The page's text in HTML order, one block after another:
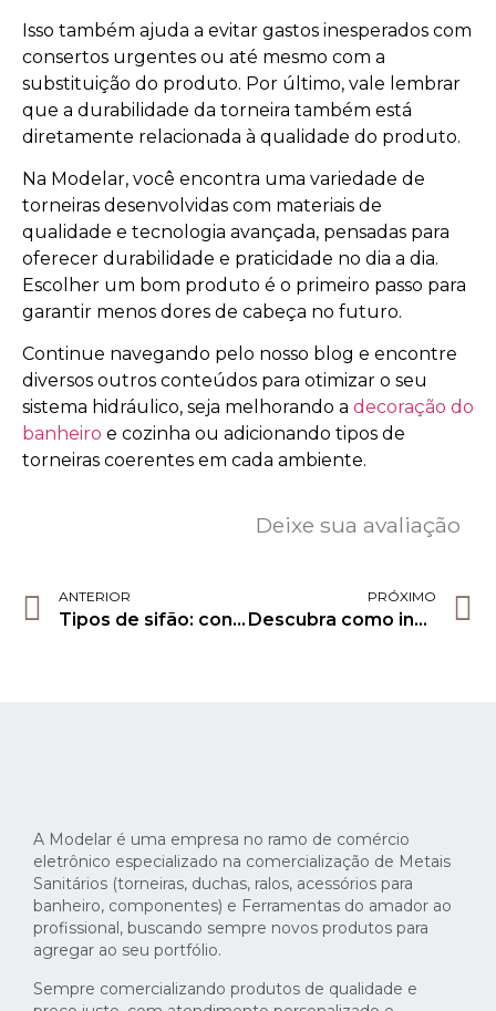
Isso também ajuda a evitar gastos inesperados com
consertos urgentes ou até mesmo com a
substituição do produto. Por último, vale lembrar
que a durabilidade da torneira também está
diretamente relacionada à qualidade do produto.
Na Modelar, você encontra uma variedade de
torneiras desenvolvidas com materiais de
qualidade e tecnologia avançada, pensadas para
oferecer durabilidade e praticidade no dia a dia.
Escolher um bom produto é o primeiro passo para
garantir menos dores de cabeça no futuro.
Continue navegando pelo nosso blog e encontre
diversos outros conteúdos para otimizar o seu
sistema hidráulico, seja melhorando a decoração do
banheiro e cozinha ou adicionando tipos de
torneiras coerentes em cada ambiente.
Deixe sua avaliação
ANTERIOR
Tipos de sifão: conheça os modelos e escolha o ideal para sua pia
PRÓXIMO
Descubra como instalar chuveiro a gás e os principais cuidados!
A Modelar é uma empresa no ramo de comércio
eletrônico especializado na comercialização de Metais
Sanitários (torneiras, duchas, ralos, acessórios para
banheiro, componentes) e Ferramentas do amador ao
profissional, buscando sempre novos produtos para
agregar ao seu portfólio.
Sempre comercializando produtos de qualidade e